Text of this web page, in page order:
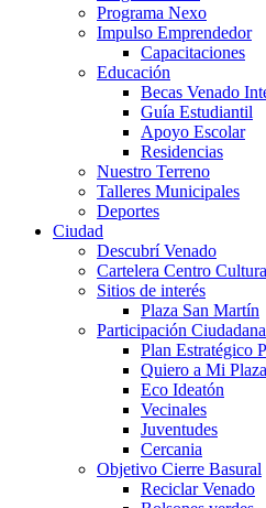
Programa Nexo
Impulso Emprendedor
Capacitaciones
Educación
Becas Venado
Guía Estudiantil
Apoyo Escolar
Residencias
Nuestro Terreno
Talleres Municipales
Deportes
Ciudad
Descubrí Venado
Cartelera Centro
Sitios de interés
Plaza San Martín
Participación Ciudadana
Plan Estratégico
Quiero a Mi Plaza
Eco Ideatón
Vecinales
Juventudes
Cercania
Objetivo Cierre Basural
Reciclar Venado